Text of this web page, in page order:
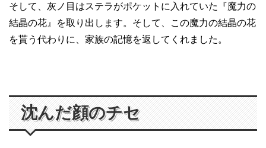
そして、灰ノ目はステラがポケットに入れていた『魔力の
結晶の花』を取り出します。そして、この魔力の結晶の花
を貰う代わりに、家族の記憶を返してくれました。
沈んだ顔のチセ